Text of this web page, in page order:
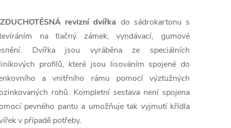
revizní dvířka do sádrokartonu s
na tlačný zámek, vyndávací, gumové
Dvířka jsou vyráběna ze speciálních
profilů, které jsou lisováním spojené do
a vnitřního rámu pomocí výztužných
rohů. Kompletní sestava není spojena
pevného pantu a umožňuje tak vyjmutí křídla
v případě potřeby.